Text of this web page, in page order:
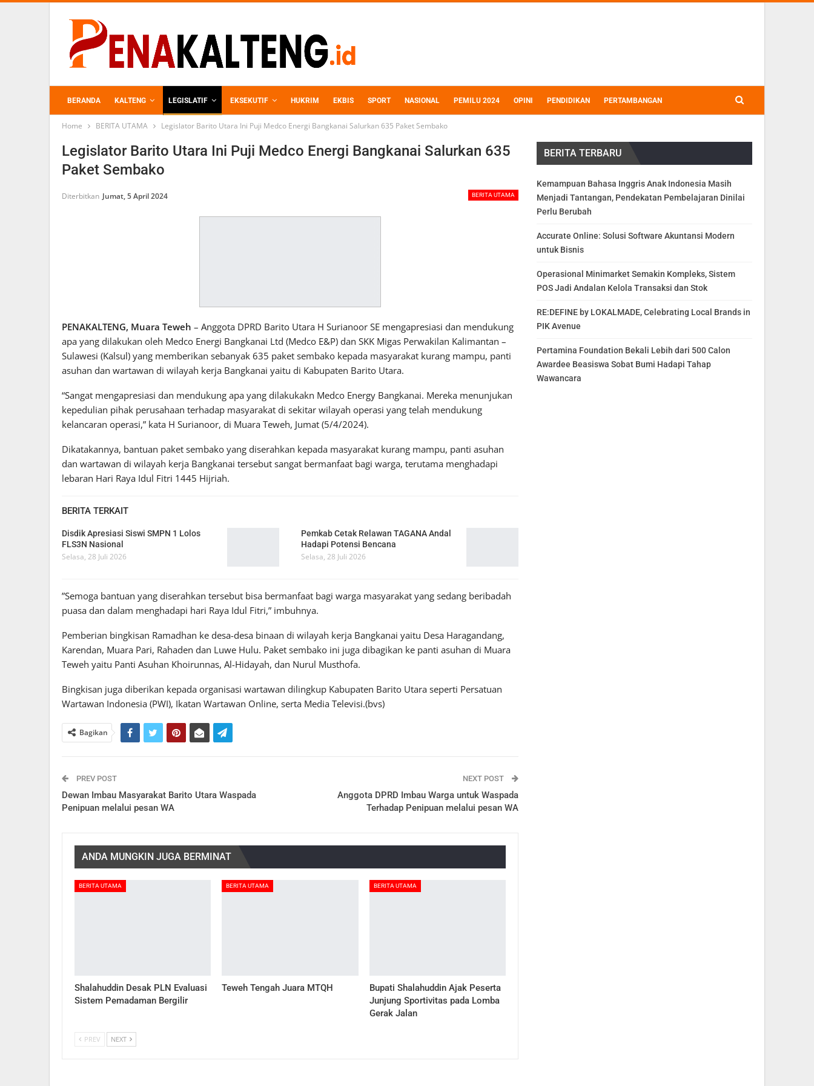
BERANDA KALTENG LEGISLATIF EKSEKUTIF HUKRIM EKBIS SPORT NASIONAL PEMILU 2024 OPINI PENDIDIKAN PERTAMBANGAN
PERKEBUNAN
Home BERITA UTAMA Legislator Barito Utara Ini Puji Medco Energi Bangkanai Salurkan 635 Paket Sembako
Legislator Barito Utara Ini Puji Medco Energi Bangkanai Salurkan 635
Paket Sembako
BERITA UTAMA
Diterbitkan Jumat, 5 April 2024
PENAKALTENG, Muara Teweh – Anggota DPRD Barito Utara H Surianoor SE mengapresiasi dan mendukung
apa yang dilakukan oleh Medco Energi Bangkanai Ltd (Medco E&P) dan SKK Migas Perwakilan Kalimantan –
Sulawesi (Kalsul) yang memberikan sebanyak 635 paket sembako kepada masyarakat kurang mampu, panti
asuhan dan wartawan di wilayah kerja Bangkanai yaitu di Kabupaten Barito Utara.
“Sangat mengapresiasi dan mendukung apa yang dilakukakn Medco Energy Bangkanai. Mereka menunjukan
kepedulian pihak perusahaan terhadap masyarakat di sekitar wilayah operasi yang telah mendukung
kelancaran operasi,” kata H Surianoor, di Muara Teweh, Jumat (5/4/2024).
Dikatakannya, bantuan paket sembako yang diserahkan kepada masyarakat kurang mampu, panti asuhan
dan wartawan di wilayah kerja Bangkanai tersebut sangat bermanfaat bagi warga, terutama menghadapi
lebaran Hari Raya Idul Fitri 1445 Hijriah.
BERITA TERKAIT
Disdik Apresiasi Siswi SMPN 1 Lolos
FLS3N Nasional
Selasa, 28 Juli 2026
Pemkab Cetak Relawan TAGANA Andal
Hadapi Potensi Bencana
Selasa, 28 Juli 2026
”Semoga bantuan yang diserahkan tersebut bisa bermanfaat bagi warga masyarakat yang sedang beribadah
puasa dan dalam menghadapi hari Raya Idul Fitri,” imbuhnya.
Pemberian bingkisan Ramadhan ke desa-desa binaan di wilayah kerja Bangkanai yaitu Desa Haragandang,
Karendan, Muara Pari, Rahaden dan Luwe Hulu. Paket sembako ini juga dibagikan ke panti asuhan di Muara
Teweh yaitu Panti Asuhan Khoirunnas, Al-Hidayah, dan Nurul Musthofa.
Bingkisan juga diberikan kepada organisasi wartawan dilingkup Kabupaten Barito Utara seperti Persatuan
Wartawan Indonesia (PWI), Ikatan Wartawan Online, serta Media Televisi.(bvs)
Bagikan
PREV POST
Dewan Imbau Masyarakat Barito Utara Waspada
Penipuan melalui pesan WA
NEXT POST
Anggota DPRD Imbau Warga untuk Waspada
Terhadap Penipuan melalui pesan WA
ANDA MUNGKIN JUGA BERMINAT
BERITA UTAMA
Shalahuddin Desak PLN Evaluasi
Sistem Pemadaman Bergilir
BERITA UTAMA
Teweh Tengah Juara MTQH
BERITA UTAMA
Bupati Shalahuddin Ajak Peserta
Junjung Sportivitas pada Lomba
Gerak Jalan
PREV NEXT
BERITA TERBARU
Kemampuan Bahasa Inggris Anak Indonesia Masih
Menjadi Tantangan, Pendekatan Pembelajaran Dinilai
Perlu Berubah
Accurate Online: Solusi Software Akuntansi Modern
untuk Bisnis
Operasional Minimarket Semakin Kompleks, Sistem
POS Jadi Andalan Kelola Transaksi dan Stok
RE:DEFINE by LOKALMADE, Celebrating Local Brands in
PIK Avenue
Pertamina Foundation Bekali Lebih dari 500 Calon
Awardee Beasiswa Sobat Bumi Hadapi Tahap
Wawancara